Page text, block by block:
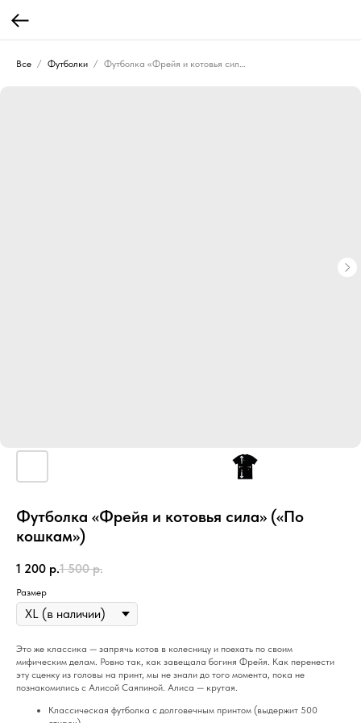
Все Футболки
Футболка «Фрейя и котовья сила» («По
кошкам»)
1 200 р.1 500 р.
Размер
Это же классика — запрячь котов в колесницу и поехать по своим
мифическим делам. Ровно так, как завещала богиня Фрейя. Как перенести
эту сценку из головы на принт, мы не знали до того момента, пока не
познакомились с Алисой Саяпиной. Алиса — крутая.
Классическая футболка с долговечным принтом (выдержит 500